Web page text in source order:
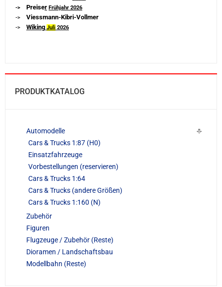
-> Preiser Frühjahr 2026
-> Viessmann-Kibri-Vollmer
-> Wiking Juli 2026
PRODUKTKATALOG
Automodelle
Cars & Trucks 1:87 (H0)
Einsatzfahrzeuge
Vorbestellungen (reservieren)
Cars & Trucks 1:64
Cars & Trucks (andere Größen)
Cars & Trucks 1:160 (N)
Zubehör
Figuren
Flugzeuge / Zubehör (Reste)
Dioramen / Landschaftsbau
Modellbahn (Reste)